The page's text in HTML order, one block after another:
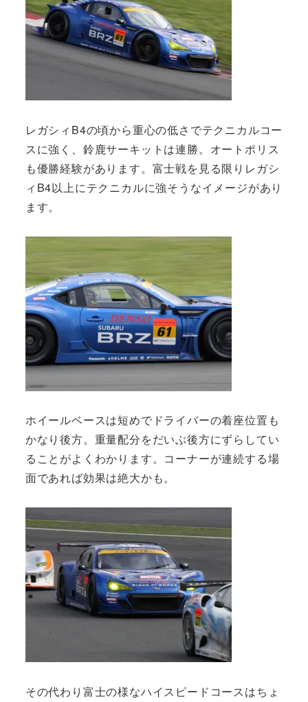
レガシィB4の頃から重心の低さでテクニカルコー
スに強く、鈴鹿サーキットは連勝。オートポリス
も優勝経験があります。富士戦を見る限りレガシ
ィB4以上にテクニカルに強そうなイメージがあり
ます。
ホイールベースは短めでドライバーの着座位置も
かなり後方。重量配分をだいぶ後方にずらしてい
ることがよくわかります。コーナーが連続する場
面であれば効果は絶大かも。
その代わり富士の様なハイスピードコースはちょ